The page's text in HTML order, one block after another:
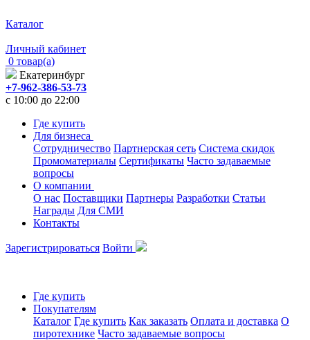
Каталог
Личный кабинет
0 товар(а)
Екатеринбург
+7-962-386-53-73
с 10:00 до 22:00
Где купить
Для бизнеса
Сотрудничество Партнерская сеть Система скидок
Промоматериалы Сертификаты Часто задаваемые
вопросы
О компании
О нас Поставщики Партнеры Разработки Статьи
Награды Для СМИ
Контакты
Зарегистрироваться Войти
Где купить
Покупателям
Каталог Где купить Как заказать Оплата и доставка О
пиротехнике Часто задаваемые вопросы